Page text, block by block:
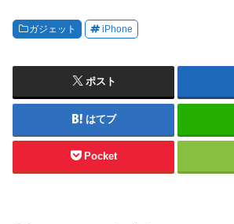
ガジェット iPhone
ポスト
はてブ
Pocket